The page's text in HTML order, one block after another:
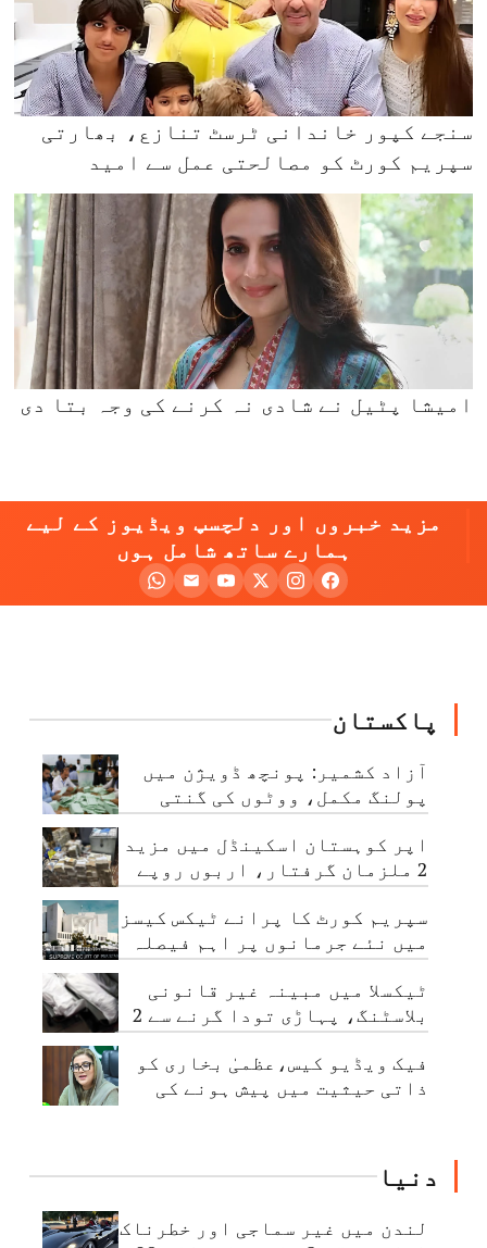
سنجے کپور خاندانی ٹرسٹ تنازع، بھارتی
سپریم کورٹ کو مصالحتی عمل سے امید
امیشا پٹیل نے شادی نہ کرنے کی وجہ بتا دی
مزید خبروں اور دلچسپ ویڈیوز کے لیے
ہمارے ساتھ شامل ہوں
پاکستان
آزاد کشمیر: پونچھ ڈویژن میں
پولنگ مکمل، ووٹوں کی گنتی
جاری
اپر کوہستان اسکینڈل میں مزید
2 ملزمان گرفتار، اربوں روپے
کی مبینہ کرپشن کا انکشاف
سپریم کورٹ کا پرانے ٹیکس کیسز
میں نئے جرمانوں پر اہم فیصلہ
ٹیکسلا میں مبینہ غیر قانونی
بلاسٹنگ، پہاڑی تودا گرنے سے 2
مزدور جاں بحق
فیک ویڈیو کیس،عظمیٰ بخاری کو
ذاتی حیثیت میں پیش ہونے کی
دنیا
لندن میں غیر سماجی اور خطرناک